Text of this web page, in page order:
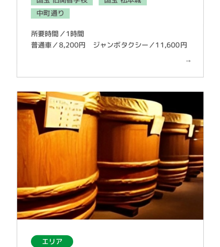
中町通り
所要時間／1時間
普通車／8,200円 ジャンボタクシー／11,600円
エリア